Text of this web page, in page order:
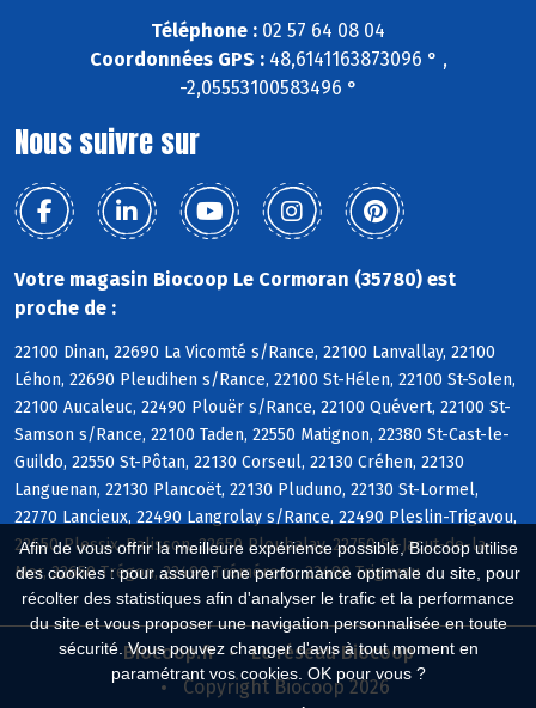
Afin de vous offrir la meilleure expérience possible, Biocoop utilise
des cookies : pour assurer une performance optimale du site, pour
récolter des statistiques afin d'analyser le trafic et la performance
du site et vous proposer une navigation personnalisée en toute
sécurité. Vous pouvez changer d'avis à tout moment en
paramétrant vos cookies. OK pour vous ?
Téléphone : 02 57 64 08 04
Coordonnées GPS :48,6141163873096 ° ,
-2,05553100583496 °
Nous suivre sur
Votre magasin Biocoop Le Cormoran (35780) est
proche de :
22100 Dinan, 22690 La Vicomté s/Rance, 22100 Lanvallay, 22100
Léhon, 22690 Pleudihen s/Rance, 22100 St-Hélen, 22100 St-Solen,
22100 Aucaleuc, 22490 Plouër s/Rance, 22100 Quévert, 22100 St-
Samson s/Rance, 22100 Taden, 22550 Matignon, 22380 St-Cast-le-
Guildo, 22550 St-Pôtan, 22130 Corseul, 22130 Créhen, 22130
Languenan, 22130 Plancoët, 22130 Pluduno, 22130 St-Lormel,
22770 Lancieux, 22490 Langrolay s/Rance, 22490 Pleslin-Trigavou,
22650 Plessix-Balisson, 22650 Ploubalay, 22750 St-Jacut-de-la-
Mer, 22650 Trégon, 22490 Tréméreuc, 22490 Trigavou
Biocoop.fr
Le réseau Biocoop
Copyright Biocoop 2026